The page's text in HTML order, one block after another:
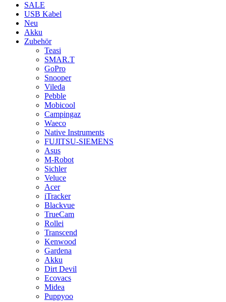
SALE
USB Kabel
Neu
Akku
Zubehör
Teasi
SMAR.T
GoPro
Snooper
Vileda
Pebble
Mobicool
Campingaz
Waeco
Native Instruments
FUJITSU-SIEMENS
Asus
M-Robot
Sichler
Veluce
Acer
iTracker
Blackvue
TrueCam
Rollei
Transcend
Kenwood
Gardena
Akku
Dirt Devil
Ecovacs
Midea
Puppyoo